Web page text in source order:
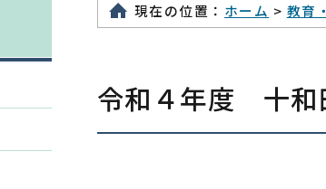
現在の位置： ホーム > 教育
令和４年度 十和